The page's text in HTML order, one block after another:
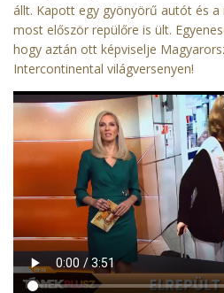
állt. Kapott egy gyönyörű autót és
most először repülőre is ült.
hogy aztán ott képviselje
Intercontinental világversenyen!